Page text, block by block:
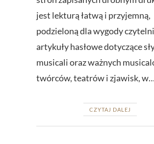
jest lekturą łatwą i przyjemną,
podzieloną dla wygody
artykuły hasłowe dotyczące
musicali oraz ważnych
twórców, teatrów i zjawisk,
CZYTAJ DALEJ